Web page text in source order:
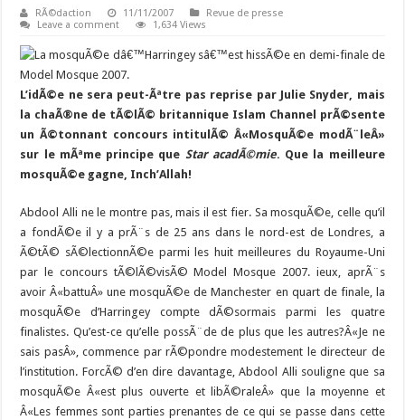
RÃ©daction 11/11/2007
Revue de presse
Leave a comment
1,634 Views
L’idÃ©e ne sera peut-Ãªtre pas reprise par Julie Snyder, mais
la chaÃ®ne de tÃ©lÃ© britannique Islam Channel prÃ©sente
un Ã©tonnant concours intitulÃ© Â«MosquÃ©e modÃ¨leÂ»
sur le mÃªme principe que Star acadÃ©mie. Que la meilleure
mosquÃ©e gagne, Inch’Allah!
Abdool Alli ne le montre pas, mais il est fier. Sa mosquÃ©e, celle qu’il
a fondÃ©e il y a prÃ¨s de 25 ans dans le nord-est de Londres, a
Ã©tÃ© sÃ©lectionnÃ©e parmi les huit meilleures du Royaume-Uni
par le concours tÃ©lÃ©visÃ© Model Mosque 2007. ieux, aprÃ¨s
avoir Â«battuÂ» une mosquÃ©e de Manchester en quart de finale, la
mosquÃ©e d’Harringey compte dÃ©sormais parmi les quatre
finalistes. Qu’est-ce qu’elle possÃ¨de de plus que les autres?Â«Je ne
sais pasÂ», commence par rÃ©pondre modestement le directeur de
l’institution. ForcÃ© d’en dire davantage, Abdool Alli souligne que sa
mosquÃ©e Â«est plus ouverte et libÃ©raleÂ» que la moyenne et
Â«Les femmes sont parties prenantes de ce qui se passe dans cette